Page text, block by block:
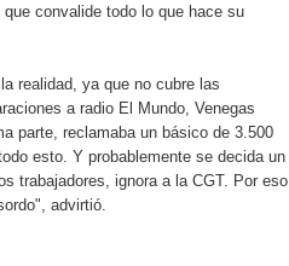
convalide todo lo que hace su
realidad, ya que no cubre las
a radio El Mundo, Venegas
parte, reclamaba un básico de 3.500
esto. Y probablemente se decida un
trabajadores, ignora a la CGT. Por eso,
advirtió.